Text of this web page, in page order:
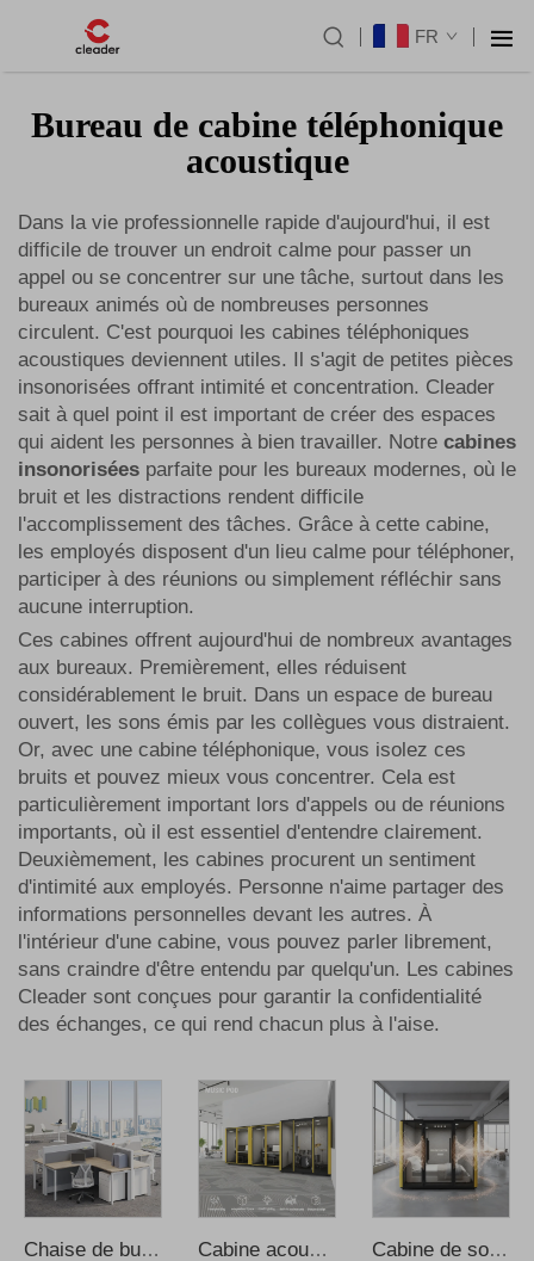
FR
Bureau de cabine téléphonique
acoustique
Dans la vie professionnelle rapide d'aujourd'hui, il est
difficile de trouver un endroit calme pour passer un
appel ou se concentrer sur une tâche, surtout dans les
bureaux animés où de nombreuses personnes
circulent. C'est pourquoi les cabines téléphoniques
acoustiques deviennent utiles. Il s'agit de petites pièces
insonorisées offrant intimité et concentration. Cleader
sait à quel point il est important de créer des espaces
qui aident les personnes à bien travailler. Notre cabines
insonorisées parfaite pour les bureaux modernes, où le
bruit et les distractions rendent difficile
l'accomplissement des tâches. Grâce à cette cabine,
les employés disposent d'un lieu calme pour téléphoner,
participer à des réunions ou simplement réfléchir sans
aucune interruption.
Ces cabines offrent aujourd'hui de nombreux avantages
aux bureaux. Premièrement, elles réduisent
considérablement le bruit. Dans un espace de bureau
ouvert, les sons émis par les collègues vous distraient.
Or, avec une cabine téléphonique, vous isolez ces
bruits et pouvez mieux vous concentrer. Cela est
particulièrement important lors d'appels ou de réunions
importants, où il est essentiel d'entendre clairement.
Deuxièmement, les cabines procurent un sentiment
d'intimité aux employés. Personne n'aime partager des
informations personnelles devant les autres. À
l'intérieur d'une cabine, vous pouvez parler librement,
sans craindre d'être entendu par quelqu'un. Les cabines
Cleader sont conçues pour garantir la confidentialité
des échanges, ce qui rend chacun plus à l'aise.
Chaise de bureau et bureaux de mobilier commercial - Petit bureau Cabine acoustique professionnelle sur mesure, cabine insonorisée, pod pour musique Cabine de sommeil préfabriquée, pods de sommeil intelligents, portables et insonorisés